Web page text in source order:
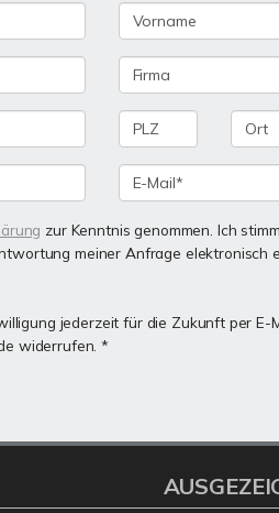
zur Kenntnis genommen. Ich
meiner Anfrage elektronisch
jederzeit für die Zukunft per E-
widerrufen. *